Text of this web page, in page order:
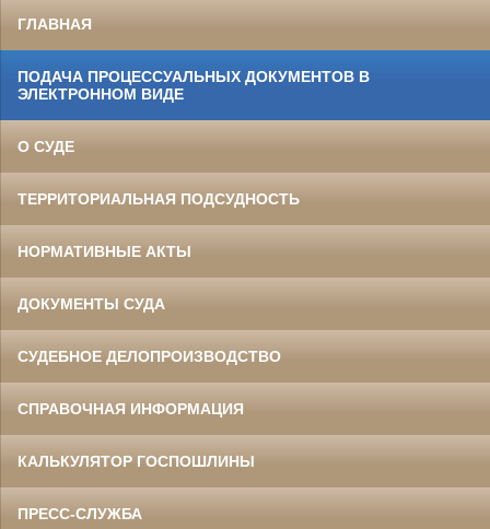
ГЛАВНАЯ
ПОДАЧА ПРОЦЕССУАЛЬНЫХ ДОКУМЕНТОВ В
ЭЛЕКТРОННОМ ВИДЕ
О СУДЕ
ТЕРРИТОРИАЛЬНАЯ ПОДСУДНОСТЬ
НОРМАТИВНЫЕ АКТЫ
ДОКУМЕНТЫ СУДА
СУДЕБНОЕ ДЕЛОПРОИЗВОДСТВО
СПРАВОЧНАЯ ИНФОРМАЦИЯ
КАЛЬКУЛЯТОР ГОСПОШЛИНЫ
ПРЕСС-СЛУЖБА